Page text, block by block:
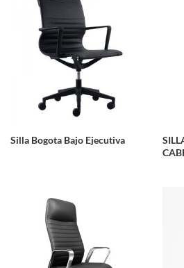
Silla Bogota Bajo Ejecutiva